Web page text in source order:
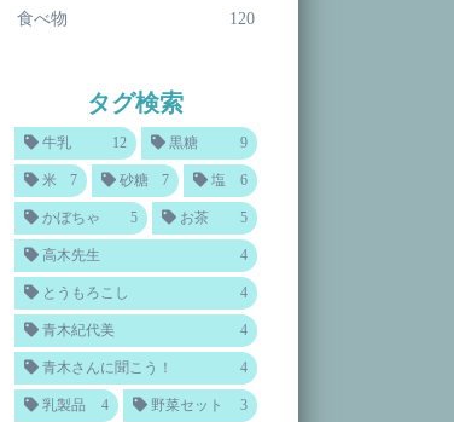
食べ物 120
タグ検索
牛乳 12 黒糖 9
米 7 砂糖 7 塩 6
かぼちゃ 5 お茶 5
高木先生 4
とうもろこし 4
青木紀代美 4
青木さんに聞こう！ 4
乳製品 4 野菜セット 3